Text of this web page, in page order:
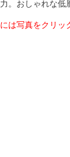
。おしゃれな低
は写真をクリッ